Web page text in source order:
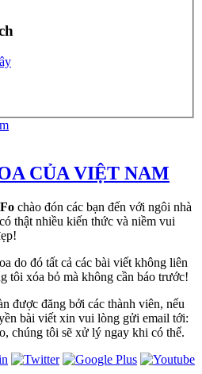
CỦA VIỆT NAM
chào đón các bạn đến với ngôi nhà
thật nhiều kiến thức và niềm vui
do đó tất cả các bài viết không liên
tôi xóa bỏ mà không cần báo trước!
được đăng bởi các thành viên, nếu
bài viết xin vui lòng gửi email tới:
chúng tôi sẽ xử lý ngay khi có thể.